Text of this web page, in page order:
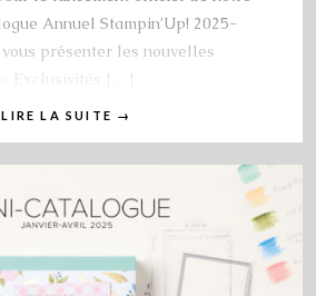
Annuel Stampin’Up! 2025-
présenter les nouvelles
« Exclusivités […]
LIRE LA SUITE →